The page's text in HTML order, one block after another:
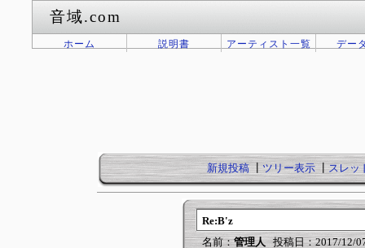
音域.com
ホーム 説明書 アーティスト一覧 デー
新規投稿┃ツリー表示┃スレッ
Re:B'z
名前：管理人 投稿日：2017/12/